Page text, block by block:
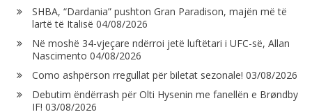
SHBA, “Dardania” pushton Gran Paradison, majën më të
lartë të Italisë 04/08/2026
Në moshë 34-vjeçare ndërroi jetë luftëtari i UFC-së, Allan
Nascimento 04/08/2026
Como ashpërson rregullat për biletat sezonale! 03/08/2026
Debutim ëndërrash për Olti Hysenin me fanellën e Brøndby
IF! 03/08/2026